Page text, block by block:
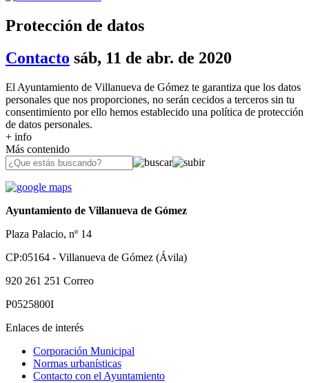
Protección de datos
Contacto sáb, 11 de abr. de 2020
El Ayuntamiento de Villanueva de Gómez te garantiza que los datos
personales que nos proporciones, no serán cecidos a terceros sin tu
consentimiento por ello hemos establecido una política de protección
de datos personales.
+ info
Más contenido
Ayuntamiento de Villanueva de Gómez
Plaza Palacio, nº 14
CP:05164 - Villanueva de Gómez (Ávila)
920 261 251 Correo
P0525800I
Enlaces de interés
Corporación Municipal
Normas urbanísticas
Contacto con el Ayuntamiento